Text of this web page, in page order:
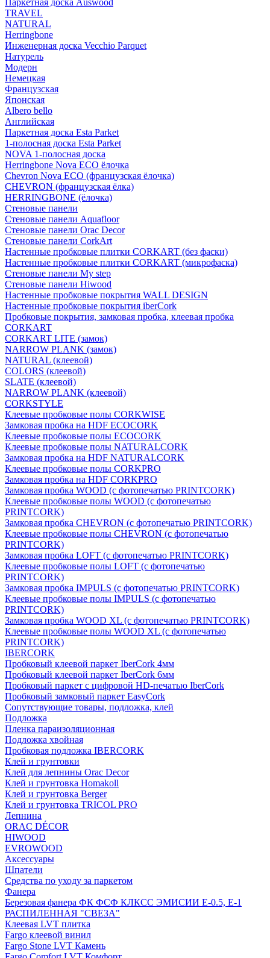
Паркетная доска Auswood
TRAVEL
NATURAL
Herringbone
Инженерная доска Vecchio Parquet
Натурель
Модерн
Немецкая
Французская
Японская
Albero bello
Английская
Паркетная доска Esta Parket
1-полосная доска Esta Parket
NOVA 1-полосная доска
Herringbone Nova ECO ёлочка
Chevron Nova ECO (французская ёлочка)
CHEVRON (французская ёлка)
HERRINGBONE (ёлочка)
Стеновые панели
Стеновые панели Aquafloor
Стеновые панели Orac Decor
Стеновые панели CorkArt
Настенные пробковые плитки CORKART (без фаски)
Настенные пробковые плитки CORKART (микрофаска)
Стеновые панели My step
Стеновые панели Hiwood
Настенные пробковые покрытия WALL DESIGN
Настенные пробковые покрытия iberCork
Пробковые покрытия, замковая пробка, клеевая пробка
CORKART
CORKART LITE (замок)
NARROW PLANK (замок)
NATURAL (клеевой)
COLORS (клеевой)
SLATE (клеевой)
NARROW PLANK (клеевой)
CORKSTYLE
Клеевые пробковые полы CORKWISE
Замковая пробка на HDF ECOCORK
Клеевые пробковые полы ECOCORK
Клеевые пробковые полы NATURALCORK
Замковая пробка на HDF NATURALCORK
Клеевые пробковые полы CORKPRO
Замковая пробка на HDF CORKPRO
Замковая пробка WOOD (с фотопечатью PRINTCORK)
Клеевые пробковые полы WOOD (с фотопечатью
PRINTCORK)
Замковая пробка CHEVRON (с фотопечатью PRINTCORK)
Клеевые пробковые полы CHEVRON (с фотопечатью
PRINTCORK)
Замковая пробка LOFT (с фотопечатью PRINTCORK)
Клеевые пробковые полы LOFT (с фотопечатью
PRINTCORK)
Замковая пробка IMPULS (с фотопечатью PRINTCORK)
Клеевые пробковые полы IMPULS (с фотопечатью
PRINTCORK)
Замковая пробка WOOD XL (с фотопечатью PRINTCORK)
Клеевые пробковые полы WOOD XL (с фотопечатью
PRINTCORK)
IBERCORK
Пробковый клеевой паркет IberCork 4мм
Пробковый клеевой паркет IberCork 6мм
Пробковый паркет с цифровой HD-печатью IberCork
Пробковый замковый паркет EasyCork
Сопутствующие товары, подложка, клей
Подложка
Пленка параизоляционная
Подложка хвойная
Пробковая подложка IBERCORK
Клей и грунтовки
Клей для лепнины Orac Decor
Клей и грунтовка Homakoll
Клей и грунтовка Berger
Клей и грунтовка TRICOL PRO
Лепнина
ORAC DÉCOR
HIWOOD
EVROWOOD
Аксессуары
Шпатели
Средства по уходу за паркетом
Фанера
Березовая фанера ФК ФСФ КЛКСС ЭМИСИИ Е-0.5, Е-1
РАСПИЛЕННАЯ "СВЕЗА"
Клеевая LVT плитка
Fargo клеевой винил
Fargo Stone LVT Камень